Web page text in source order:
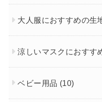
大人服におすすめの生
涼しいマスクにおすす
ベビー用品 (10)